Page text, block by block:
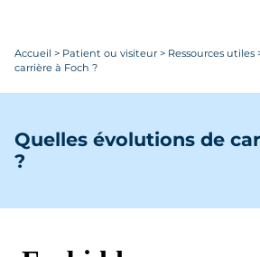
Accueil > Patient ou visiteur > Ressources utiles
carrière à Foch ?
Quelles évolutions de
?